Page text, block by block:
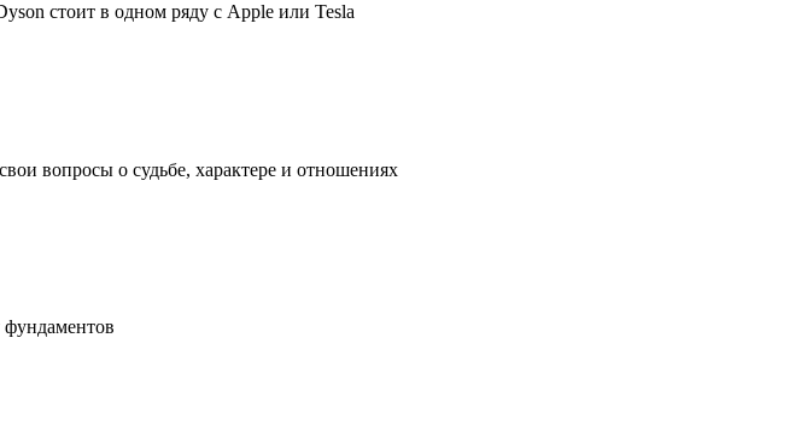
стоит в одном ряду с Apple или Tesla
вопросы о судьбе, характере и отношениях
фундаментов